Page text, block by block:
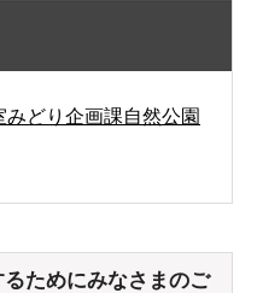
どり企画課自然公園
ためにみなさまのご